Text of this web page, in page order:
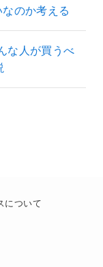
のか考える
な人が買うべ
について